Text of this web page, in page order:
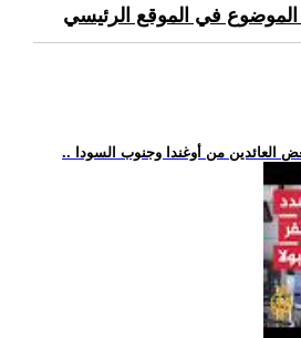
الموضوع في الموقع الرئيسي
العائدين من أوغندا وجنوب السودا